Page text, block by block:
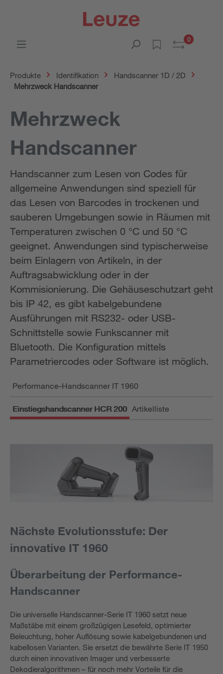
0
Produkte Identifikation
Handscanner 1D / 2D
Mehrzweck Handscanner
Mehrzweck
Handscanner
Handscanner zum Lesen von Codes für
allgemeine Anwendungen sind speziell für
das Lesen von Barcodes in trockenen und
sauberen Umgebungen sowie in Räumen mit
Temperaturen zwischen 0 °C und 50 °C
geeignet. Anwendungen sind typischerweise
beim Einlagern von Artikeln, in der
Auftragsabwicklung oder in der
Kommisionierung. Die Gehäuseschutzart geht
bis IP 42, es gibt kabelgebundene
Ausführungen mit RS232- oder USB-
Schnittstelle sowie Funkscanner mit
Bluetooth. Die Konfiguration mittels
Parametriercodes oder Software ist möglich.
Performance-Handscanner IT 1960
Einstiegshandscanner HCR 200 Artikelliste
Nächste Evolutionsstufe: Der
innovative IT 1960
Überarbeitung der Performance-
Handscanner
Die universelle Handscanner-Serie IT 1960 setzt neue
Maßstäbe mit einem großzügigen Lesefeld, optimierter
Beleuchtung, hoher Auflösung sowie kabelgebundenen und
kabellosen Varianten. Sie ersetzt die bewährte Serie IT 1950
durch einen innovativen Imager und verbesserte
Dekodieralgorithmen – für noch mehr Vorteile für die